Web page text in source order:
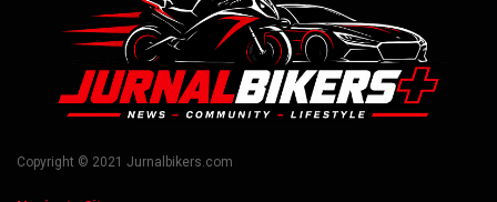
Copyright © 2021 Jurnalbikers.com